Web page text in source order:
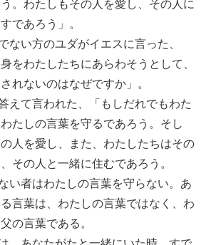
。わたしもその人を愛し、その人に
であろう」。
ない方のユダがイエスに言った、
をわたしたちにあらわそうとして、
れないのはなぜですか」。
えて言われた、「もしだれでもわた
たしの言葉を守るであろう。そし
人を愛し、また、わたしたちはその
その人と一緒に住むであろう。
い者はわたしの言葉を守らない。あ
言葉は、わたしの言葉ではなく、わ
の言葉である。